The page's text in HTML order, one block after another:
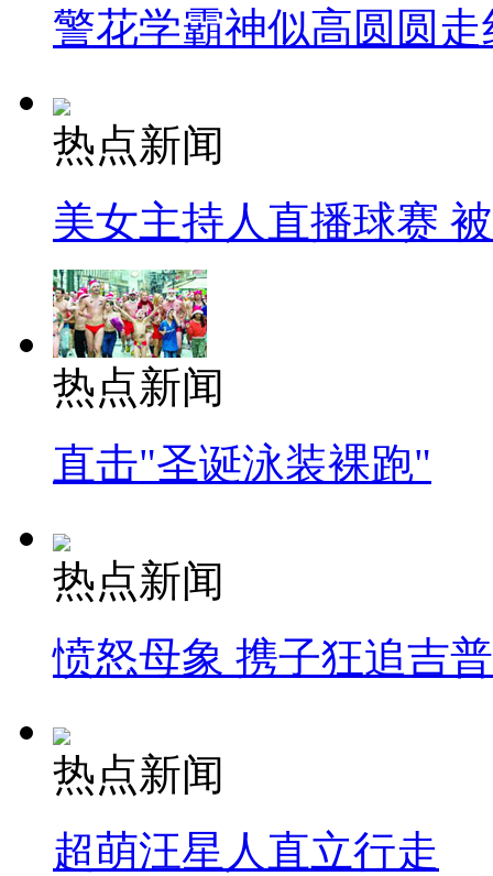
警花学霸神似高圆圆走
热点新闻
美女主持人直播球赛
热点新闻
直击"圣诞泳装裸跑"
热点新闻
愤怒母象 携子狂追吉
热点新闻
超萌汪星人直立行走